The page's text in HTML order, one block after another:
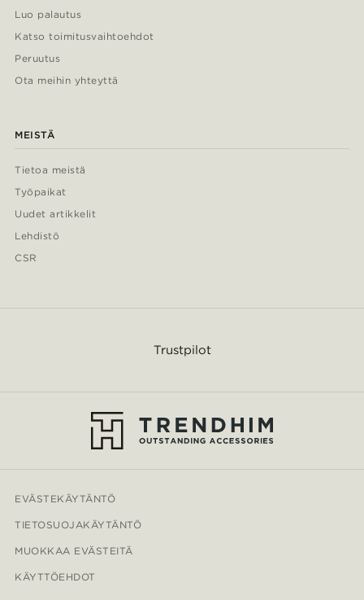
Luo palautus
Katso toimitusvaihtoehdot
Peruutus
Ota meihin yhteyttä
MEISTÄ
Tietoa meistä
Työpaikat
Uudet artikkelit
Lehdistö
CSR
Trustpilot
EVÄSTEKÄYTÄNTÖ
TIETOSUOJAKÄYTÄNTÖ
MUOKKAA EVÄSTEITÄ
KÄYTTÖEHDOT